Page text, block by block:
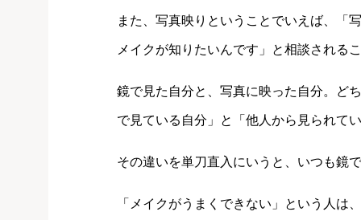
また、写真映りということでいえば、「
メイクが知りたいんです」と相談される
鏡で見た自分と、写真に映った自分。ど
で見ている自分」と「他人から見られて
その違いを単刀直入にいうと、いつも鏡
「メイクがうまくできない」という人は